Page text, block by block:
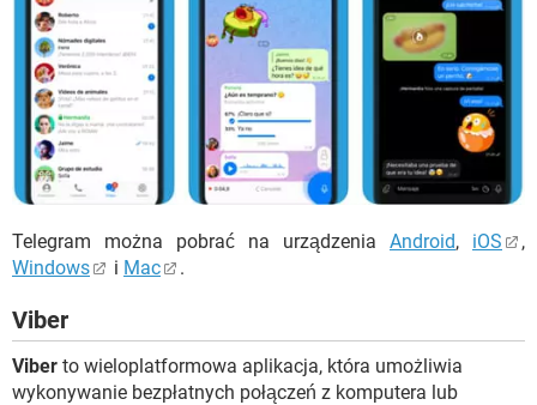
Telegram można pobrać na urządzenia Android, iOS
,
Windows
i Mac .
Viber
Viber to wieloplatformowa aplikacja, która umożliwia
wykonywanie bezpłatnych połączeń z komputera lub